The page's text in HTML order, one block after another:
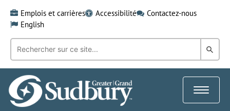
content
Emplois et carrières Accessibilité
Contactez-nous
English
Recherche
mot-
clé:
dans
Toggle